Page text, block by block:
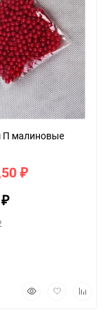
6мм П малиновые
₽
₽
БыстрыйДобавить